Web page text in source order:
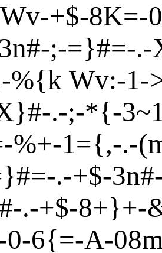
Wv-+$-8K=-
3n#-;-=}#=-.-
-%{k Wv:-1-
#-.-;-*{-3~
-%+-1={,-.-
#=-.-+$-3n#
-.-+$-8+}+-
0-6{=-A-